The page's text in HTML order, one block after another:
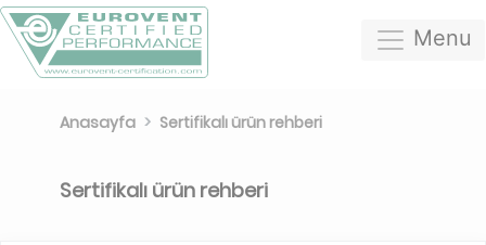
Menu
Anasayfa Sertifikalı ürün rehberi
Sertifikalı ürün rehberi